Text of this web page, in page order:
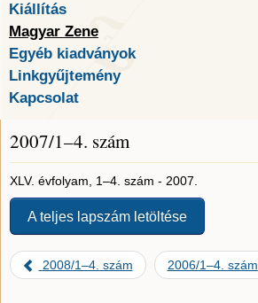
Kiállítás
Magyar Zene
Egyéb kiadványok
Linkgyűjtemény
Kapcsolat
2007/1–4. szám
XLV. évfolyam, 1–4. szám - 2007.
A teljes lapszám letöltése
2008/1–4. szám 2006/1–4. szám